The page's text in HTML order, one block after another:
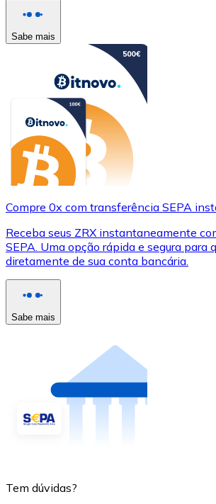
Sabe mais
Compre 0x com transferência SEPA
Receba seus ZRX instantaneamente
SEPA. Uma opção rápida e segura para
diretamente de sua conta bancária.
Sabe mais
Tem dúvidas?